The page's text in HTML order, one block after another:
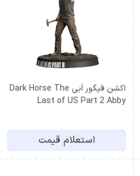
اکشن فیگور اَبی Dark Horse The
Last of US Part 2 Abby
استعلام قیمت